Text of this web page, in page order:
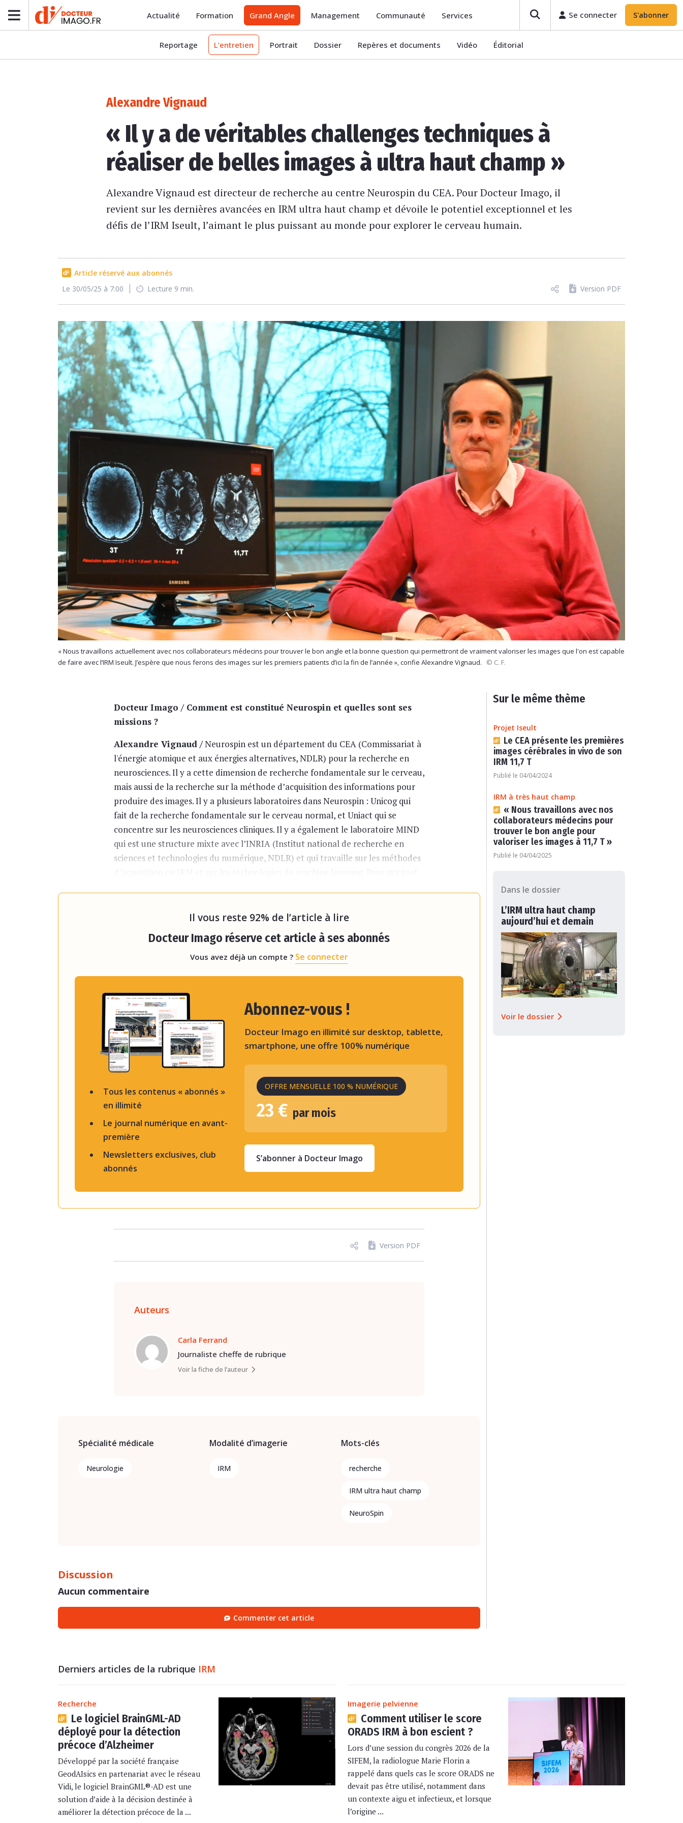
Actualité Formation Grand Angle Management Communauté Services Se connecter S'abonner
Reportage L’entretien Portrait Dossier Repères et documents Vidéo Éditorial
Alexandre Vignaud
« Il y a de véritables challenges techniques à
réaliser de belles images à ultra haut champ »
Alexandre Vignaud est directeur de recherche au centre Neurospin du CEA. Pour Docteur Imago, il
revient sur les dernières avancées en IRM ultra haut champ et dévoile le potentiel exceptionnel et les
défis de l’IRM Iseult, l’aimant le plus puissant au monde pour explorer le cerveau humain.
Article réservé aux abonnés
Le 30/05/25 à 7:00
Lecture 9 min. Version PDF
« Nous travaillons actuellement avec nos collaborateurs médecins pour trouver le bon angle et la bonne question qui permettront de vraiment valoriser les images que l'on est capable
de faire avec l’IRM Iseult. J’espère que nous ferons des images sur les premiers patients d’ici la fin de l’année », confie Alexandre Vignaud.
© C. F.
Docteur Imago / Comment est constitué Neurospin et quelles sont ses
missions ?
Alexandre Vignaud /Neurospin est un département du CEA (Commissariat à
l'énergie atomique et aux énergies alternatives, NDLR) pour la recherche en
neurosciences. Il y a cette dimension de recherche fondamentale sur le cerveau,
mais aussi de la recherche sur la méthode d’acquisition des informations pour
produire des images. Il y a plusieurs laboratoires dans Neurospin : Unicog qui
fait de la recherche fondamentale sur le cerveau normal, et Uniact qui se
concentre sur les neurosciences cliniques. Il y a également le laboratoire MIND
qui est une structure mixte avec l’INRIA (Institut national de recherche en
sciences et technologies du numérique, NDLR) et qui travaille sur les méthodes
Il vous reste 92% de l’article à lire
Docteur Imago réserve cet article à ses abonnés
Vous avez déjà un compte ? Se connecter
Tous les contenus « abonnés »
en illimité
Le journal numérique en avant-
première
Newsletters exclusives, club
abonnés
Abonnez-vous !
Docteur Imago en illimité sur desktop, tablette,
smartphone, une offre 100% numérique
OFFRE MENSUELLE 100 % NUMÉRIQUE
23 € par mois
S’abonner à Docteur Imago
Version PDF
Auteurs
Carla Ferrand
Journaliste cheffe de rubrique
Voir la fiche de l’auteur
Spécialité médicale
Neurologie
Modalité d’imagerie
IRM
Mots-clés
recherche
IRM ultra haut champ
NeuroSpin
Discussion
Aucun commentaire
Commenter cet article
Sur le même thème
Projet Iseult
Le CEA présente les premières
images cérébrales in vivo de son
IRM 11,7 T
Publié le 04/04/2024
IRM à très haut champ
« Nous travaillons avec nos
collaborateurs médecins pour
trouver le bon angle pour
valoriser les images à 11,7 T »
Publié le 04/04/2025
Dans le dossier
L’IRM ultra haut champ
aujourd’hui et demain
Voir le dossier
Derniers articles de la rubrique IRM
Recherche
Le logiciel BrainGML-AD
déployé pour la détection
précoce d’Alzheimer
Développé par la société française
GeodAIsics en partenariat avec le réseau
Vidi, le logiciel BrainGML®-AD est une
solution d’aide à la décision destinée à
améliorer la détection précoce de la ...
Imagerie pelvienne
Comment utiliser le score
ORADS IRM à bon escient ?
Lors d’une session du congrès 2026 de la
SIFEM, la radiologue Marie Florin a
rappelé dans quels cas le score ORADS ne
devait pas être utilisé, notamment dans
un contexte aigu et infectieux, et lorsque
l’origine ...